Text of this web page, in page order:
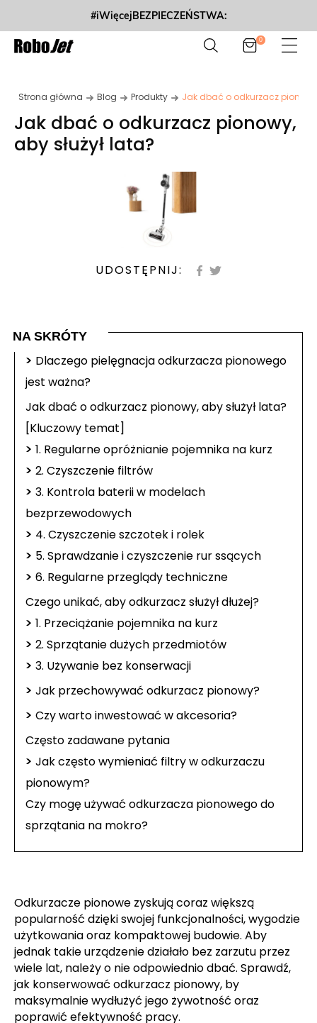
#iWięcejBEZPIECZEŃSTWA:
0
Strona główna Blog Produkty Jak dbać o odkurzacz
Jak dbać o odkurzacz pionowy,
aby służył lata?
UDOSTĘPNIJ:
NA SKRÓTY
> Dlaczego pielęgnacja odkurzacza pionowego
jest ważna?
Jak dbać o odkurzacz pionowy, aby służył lata?
[Kluczowy temat]
> 1. Regularne opróżnianie pojemnika na kurz
> 2. Czyszczenie filtrów
> 3. Kontrola baterii w modelach
bezprzewodowych
> 4. Czyszczenie szczotek i rolek
> 5. Sprawdzanie i czyszczenie rur ssących
> 6. Regularne przeglądy techniczne
Czego unikać, aby odkurzacz służył dłużej?
> 1. Przeciążanie pojemnika na kurz
> 2. Sprzątanie dużych przedmiotów
> 3. Używanie bez konserwacji
> Jak przechowywać odkurzacz pionowy?
> Czy warto inwestować w akcesoria?
Często zadawane pytania
> Jak często wymieniać filtry w odkurzaczu
pionowym?
Czy mogę używać odkurzacza pionowego do
sprzątania na mokro?
Odkurzacze pionowe zyskują coraz większą
popularność dzięki swojej funkcjonalności, wygodzie
użytkowania oraz kompaktowej budowie. Aby
jednak takie urządzenie działało bez zarzutu przez
wiele lat, należy o nie odpowiednio dbać. Sprawdź,
jak konserwować odkurzacz pionowy, by
maksymalnie wydłużyć jego żywotność oraz
poprawić efektywność pracy.